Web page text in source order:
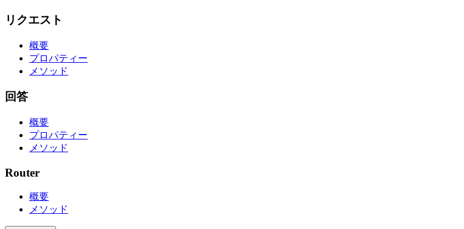
リクエスト
概要
プロパティー
メソッド
回答
概要
プロパティー
メソッド
Router
概要
メソッド